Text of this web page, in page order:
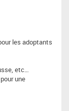
les adoptants
etc…
une